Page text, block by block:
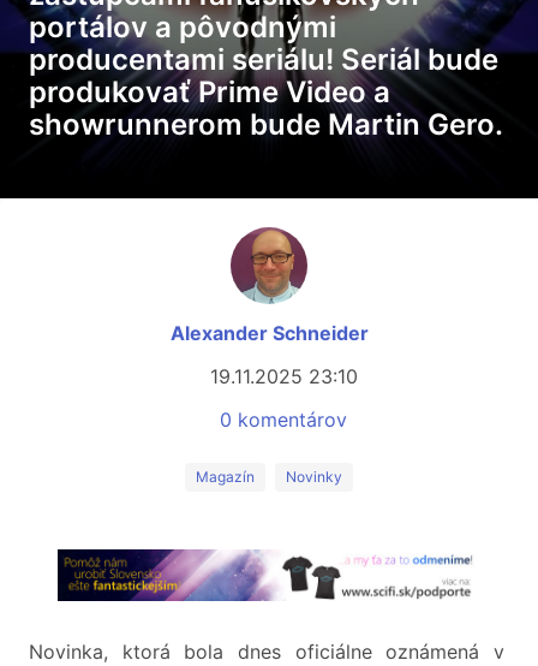
portálov a pôvodnými
producentami seriálu! Seriál bude
produkovať Prime Video a
showrunnerom bude Martin Gero.
Alexander Schneider
19.11.2025 23:10
0 komentárov
Magazín Novinky
Novinka, ktorá bola dnes oficiálne oznámená v